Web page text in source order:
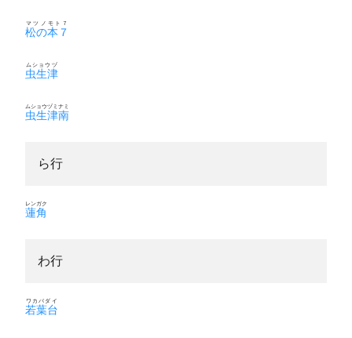
松の本７
マツノモト７
虫生津
ムショウヅ
虫生津南
ムショウヅミナミ
ら行
蓮角
レンガク
わ行
若葉台
ワカバダイ